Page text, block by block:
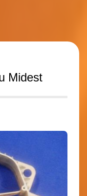
Midest